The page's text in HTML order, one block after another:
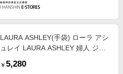
LAURA ASHLEY(手袋) ローラ アシ
ュレイ LAURA ASHLEY 婦人 ジャ
21-22cm（女性用Mサイズ）総丈：
￥ 5,280